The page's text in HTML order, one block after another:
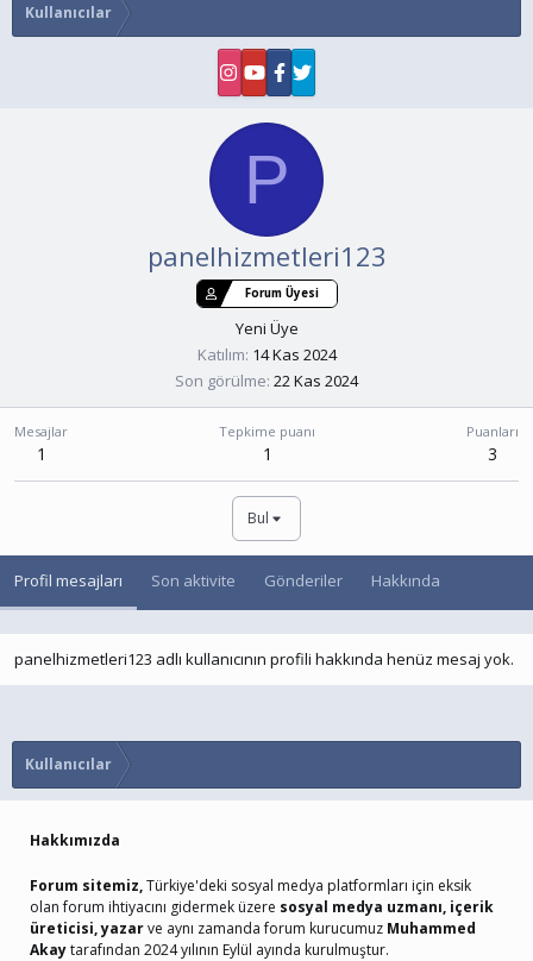
Kullanıcılar
P
panelhizmetleri123
Forum Üyesi
Yeni Üye
Katılım 14 Kas 2024
Son görülme 22 Kas 2024
Mesajlar
1
Tepkime puanı
1
Puanları
3
Bul
Profil mesajları Son aktivite Gönderiler Hakkında
panelhizmetleri123 adlı kullanıcının profili hakkında henüz mesaj yok.
Kullanıcılar
Hakkımızda
Forum sitemiz,Türkiye'deki sosyal medya platformları için eksik
olan forum ihtiyacını gidermek üzere sosyal medya uzmanı, içerik
üreticisi, yazarve aynı zamanda forum kurucumuz Muhammed
Akaytarafından 2024 yılının Eylül ayında kurulmuştur.